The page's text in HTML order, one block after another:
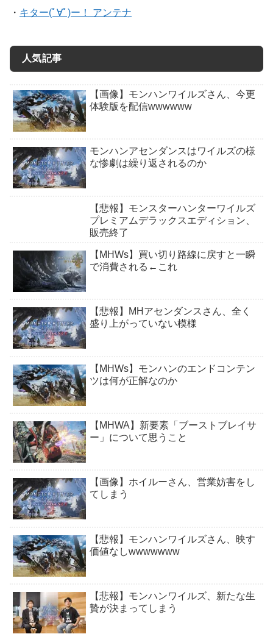
・ キター(ﾟ∀ﾟ)ー！ アンテナ
人気記事
【画像】モンハンワイルズさん、今更
体験版を配信wwwwww
モンハンアセンダンスはワイルズの様
な惨劇は繰り返されるのか
【悲報】モンスターハンターワイルズ
プレミアムデラックスエディション、
販売終了
【MHWs】買い切り路線に戻すと一瞬
で消費される←これ
【悲報】MHアセンダンスさん、全く
盛り上がっていない模様
【MHWs】モンハンのエンドコンテン
ツは何が正解なのか
【MHWA】新要素「ブーストブレイサ
ー」について思うこと
【画像】ホイルーさん、営業妨害をし
てしまう
【悲報】モンハンワイルズさん、映す
価値なしwwwwwww
【悲報】モンハンワイルズ、新たな生
贄が決まってしまう